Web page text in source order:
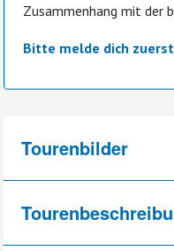
Zusammenhang mit der
Bitte melde dich zuerst
Tourenbilder